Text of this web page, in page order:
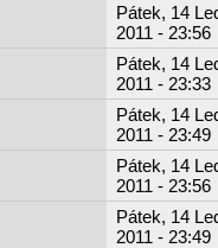
Pátek, 14
2011 - 23:56
Pátek, 14
2011 - 23:33
Pátek, 14
2011 - 23:49
Pátek, 14
2011 - 23:56
Pátek, 14
2011 - 23:49